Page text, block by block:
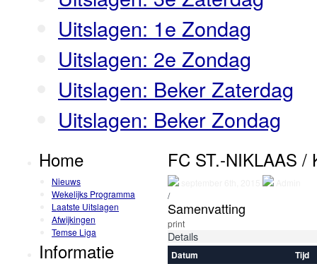
Uitslagen: 1e Zondag
Uitslagen: 2e Zondag
Uitslagen: Beker Zaterdag
Uitslagen: Beker Zondag
Home
Nieuws
Wekelijks Programma
Laatste Uitslagen
Afwijkingen
Temse Liga
Informatie
FC ST.-NIKLAAS /
/
Samenvatting
print
Details
Datum Tijd